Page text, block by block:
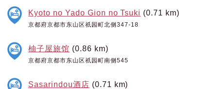
Kyoto no Yado Gion no Tsuki (0.71 km)
京都府京都市东山区祇园町北侧347-18
柚子屋旅馆 (0.86 km)
京都府京都市东山区祇园町南侧545
Sasarindou酒店 (0.71 km)